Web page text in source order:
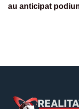
au anticipat